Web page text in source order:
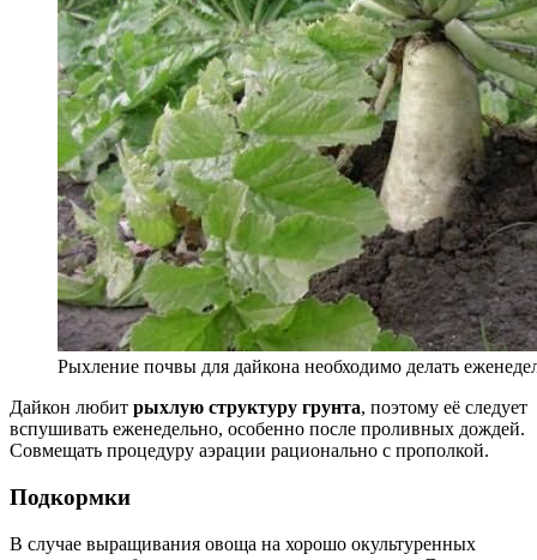
Рыхление почвы для дайкона необходимо делать
Дайкон любит рыхлую структуру грунта, поэтому её следует
вспушивать еженедельно, особенно после проливных дождей.
Совмещать процедуру аэрации рационально с прополкой.
Подкормки
В случае выращивания овоща на хорошо окультуренных